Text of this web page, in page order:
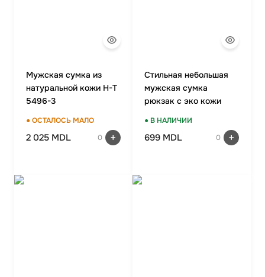
Мужская сумка из
натуральной кожи H-T
5496-3
● ОСТАЛОСЬ МАЛО
2 025 MDL 0
Стильная небольшая
мужская сумка
рюкзак с эко кожи
● В НАЛИЧИИ
699 MDL 0